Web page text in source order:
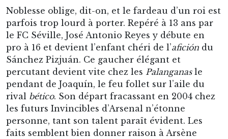
Noblesse oblige, dit-on, et le fardeau d’un roi est
parfois trop lourd à porter. Repéré à 13 ans par
le FC Séville, José Antonio Reyes y débute en
pro à 16 et devient l’enfant chéri de l’afición du
Sánchez Pizjuán. Ce gaucher élégant et
percutant devient vite chez les Palanganasle
pendant de Joaquín, le feu follet sur l’aile du
rival bético. Son départ fracassant en 2004 chez
les futurs Invincibles d’Arsenal n’étonne
personne, tant son talent paraît évident. Les
faits semblent bien donner raison à Arsène